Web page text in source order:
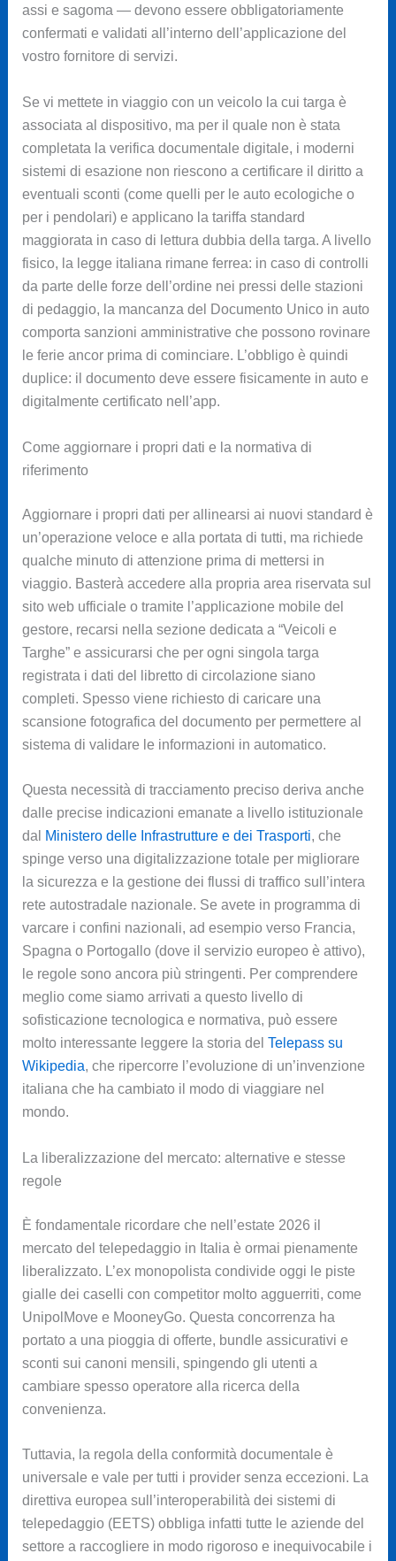
assi e sagoma — devono essere obbligatoriamente
confermati e validati all’interno dell’applicazione del
vostro fornitore di servizi.
Se vi mettete in viaggio con un veicolo la cui targa è
associata al dispositivo, ma per il quale non è stata
completata la verifica documentale digitale, i moderni
sistemi di esazione non riescono a certificare il diritto a
eventuali sconti (come quelli per le auto ecologiche o
per i pendolari) e applicano la tariffa standard
maggiorata in caso di lettura dubbia della targa. A livello
fisico, la legge italiana rimane ferrea: in caso di controlli
da parte delle forze dell’ordine nei pressi delle stazioni
di pedaggio, la mancanza del Documento Unico in auto
comporta sanzioni amministrative che possono rovinare
le ferie ancor prima di cominciare. L’obbligo è quindi
duplice: il documento deve essere fisicamente in auto e
digitalmente certificato nell’app.
Come aggiornare i propri dati e la normativa di
riferimento
Aggiornare i propri dati per allinearsi ai nuovi standard è
un’operazione veloce e alla portata di tutti, ma richiede
qualche minuto di attenzione prima di mettersi in
viaggio. Basterà accedere alla propria area riservata sul
sito web ufficiale o tramite l’applicazione mobile del
gestore, recarsi nella sezione dedicata a “Veicoli e
Targhe” e assicurarsi che per ogni singola targa
registrata i dati del libretto di circolazione siano
completi. Spesso viene richiesto di caricare una
scansione fotografica del documento per permettere al
sistema di validare le informazioni in automatico.
Questa necessità di tracciamento preciso deriva anche
dalle precise indicazioni emanate a livello istituzionale
dal
Ministero delle Infrastrutture e dei Trasporti, che
spinge verso una digitalizzazione totale per migliorare
la sicurezza e la gestione dei flussi di traffico sull’intera
rete autostradale nazionale. Se avete in programma di
varcare i confini nazionali, ad esempio verso Francia,
Spagna o Portogallo (dove il servizio europeo è attivo),
le regole sono ancora più stringenti. Per comprendere
meglio come siamo arrivati a questo livello di
sofisticazione tecnologica e normativa, può essere
molto interessante leggere la storia del Telepass su
Wikipedia, che ripercorre l’evoluzione di un’invenzione
italiana che ha cambiato il modo di viaggiare nel
mondo.
La liberalizzazione del mercato: alternative e stesse
regole
È fondamentale ricordare che nell’estate 2026 il
mercato del telepedaggio in Italia è ormai pienamente
liberalizzato. L’ex monopolista condivide oggi le piste
gialle dei caselli con competitor molto agguerriti, come
UnipolMove e MooneyGo. Questa concorrenza ha
portato a una pioggia di offerte, bundle assicurativi e
sconti sui canoni mensili, spingendo gli utenti a
cambiare spesso operatore alla ricerca della
convenienza.
Tuttavia, la regola della conformità documentale è
universale e vale per tutti i provider senza eccezioni. La
direttiva europea sull’interoperabilità dei sistemi di
telepedaggio (EETS) obbliga infatti tutte le aziende del
settore a raccogliere in modo rigoroso e inequivocabile i